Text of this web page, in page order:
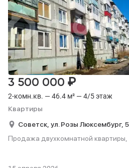
2-комн.кв. — 46.4 м² — 4/5 этаж
Квартиры
3 500 000 ₽
Советск, ул. Розы Люксембург, 5
Продажа двухкомнатной квартиры,